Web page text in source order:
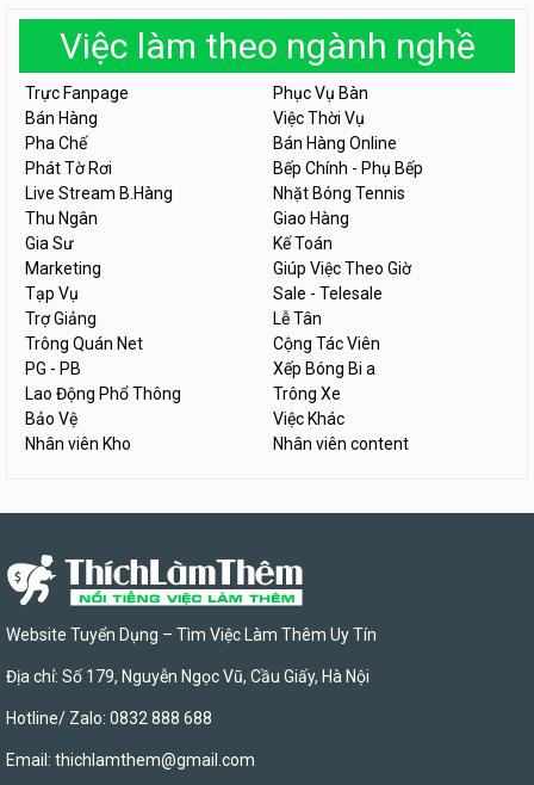
Việc làm theo ngành nghề
Trực Fanpage
Phục Vụ Bàn
Bán Hàng
Việc Thời Vụ
Pha Chế
Bán Hàng Online
Phát Tờ Rơi
Bếp Chính - Phụ Bếp
Live Stream B.Hàng
Nhặt Bóng Tennis
Thu Ngân
Giao Hàng
Gia Sư
Kế Toán
Marketing
Giúp Việc Theo Giờ
Tạp Vụ
Sale - Telesale
Trợ Giảng
Lễ Tân
Trông Quán Net
Cộng Tác Viên
PG - PB
Xếp Bóng Bi a
Lao Động Phổ Thông
Trông Xe
Bảo Vệ
Việc Khác
Nhân viên Kho
Nhân viên content
Website Tuyển Dụng – Tìm Việc Làm Thêm Uy Tín
Địa chỉ: Số 179, Nguyễn Ngọc Vũ, Cầu Giấy, Hà Nội
Hotline/ Zalo: 0832 888 688
Email: thichlamthem@gmail.com